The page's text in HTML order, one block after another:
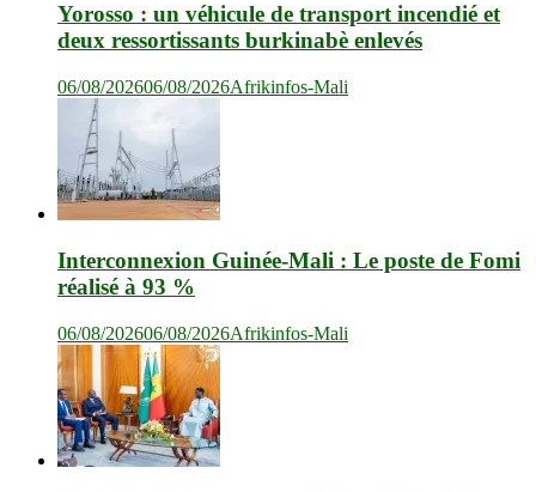
Yorosso : un véhicule de transport incendié et
deux ressortissants burkinabè enlevés
06/08/202606/08/2026Afrikinfos-Mali
Interconnexion Guinée-Mali : Le poste de Fomi
réalisé à 93 %
06/08/202606/08/2026Afrikinfos-Mali